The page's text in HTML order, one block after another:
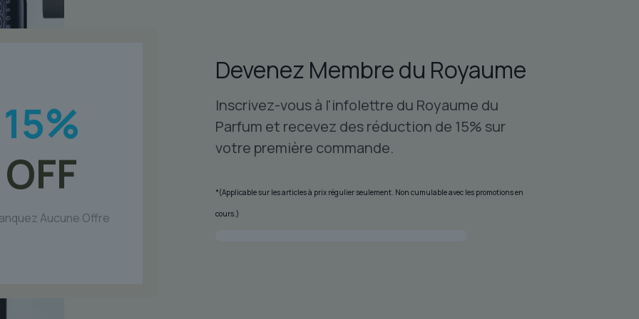
15%
OFF
Aucune Offre
Devenez Membre du Royaume
Inscrivez-vous à l'infolettre du Royaume du
Parfum et recevez des réduction de 15% sur
votre première commande.
*(Applicable sur les articles à prix régulier seulement. Non cumulable avec les promotions en
cours.)